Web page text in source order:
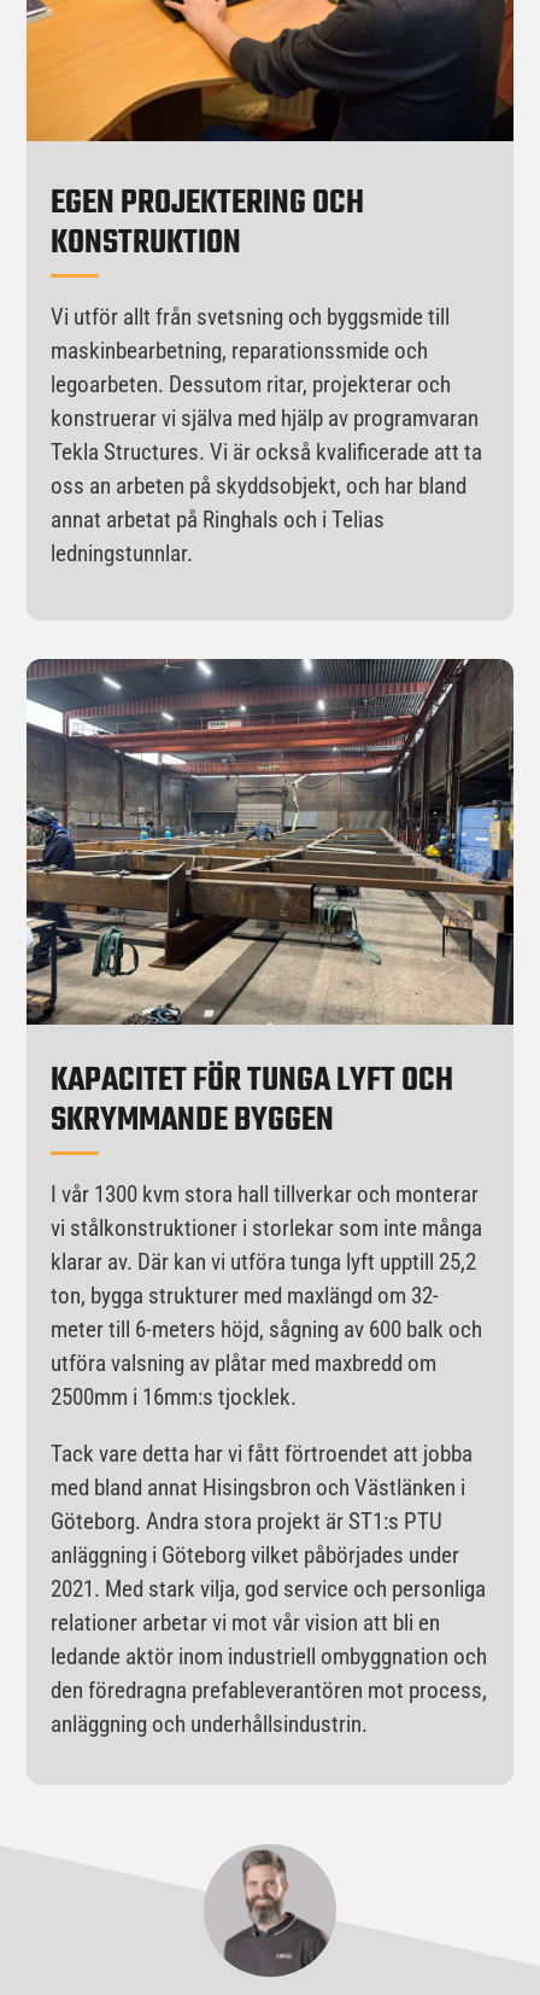
EGEN PROJEKTERING OCH
KONSTRUKTION
Vi utför allt från svetsning och byggsmide till
maskinbearbetning, reparationssmide och
legoarbeten. Dessutom ritar, projekterar och
konstruerar vi själva med hjälp av programvaran
Tekla Structures. Vi är också kvalificerade att ta
oss an arbeten på skyddsobjekt, och har bland
annat arbetat på Ringhals och i Telias
ledningstunnlar.
KAPACITET FÖR TUNGA LYFT OCH
SKRYMMANDE BYGGEN
I vår 1300 kvm stora hall tillverkar och monterar
vi stålkonstruktioner i storlekar som inte många
klarar av. Där kan vi utföra tunga lyft upptill 25,2
ton, bygga strukturer med maxlängd om 32-
meter till 6-meters höjd, sågning av 600 balk och
utföra valsning av plåtar med maxbredd om
2500mm i 16mm:s tjocklek.
Tack vare detta har vi fått förtroendet att jobba
med bland annat Hisingsbron och Västlänken i
Göteborg. Andra stora projekt är ST1:s PTU
anläggning i Göteborg vilket påbörjades under
2021. Med stark vilja, god service och personliga
relationer arbetar vi mot vår vision att bli en
ledande aktör inom industriell ombyggnation och
den föredragna prefableverantören mot process,
anläggning och underhållsindustrin.